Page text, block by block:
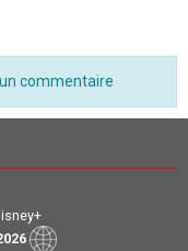
commentaire